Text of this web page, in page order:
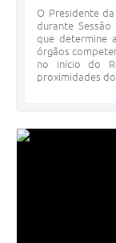
O Presidente
durante
que determine
órgãos
no início do
proximidades do